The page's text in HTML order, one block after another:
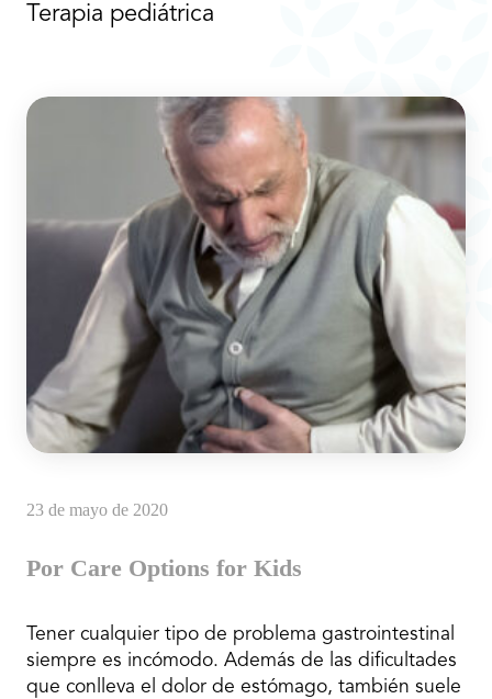
Terapia pediátrica
23 de mayo de 2020
Por Care Options for Kids
Tener cualquier tipo de problema gastrointestinal
siempre es incómodo. Además de las dificultades
que conlleva el dolor de estómago, también suele